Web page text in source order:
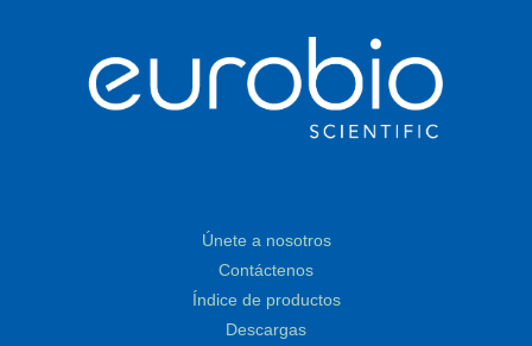
Únete a nosotros
Contáctenos
Índice de productos
Descargas